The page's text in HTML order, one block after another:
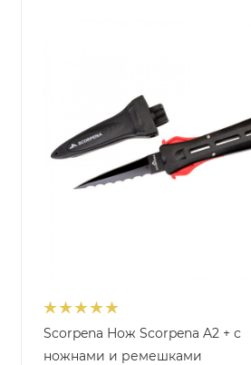
Scorpena Нож Scorpena A2 + с
ножнами и ремешками